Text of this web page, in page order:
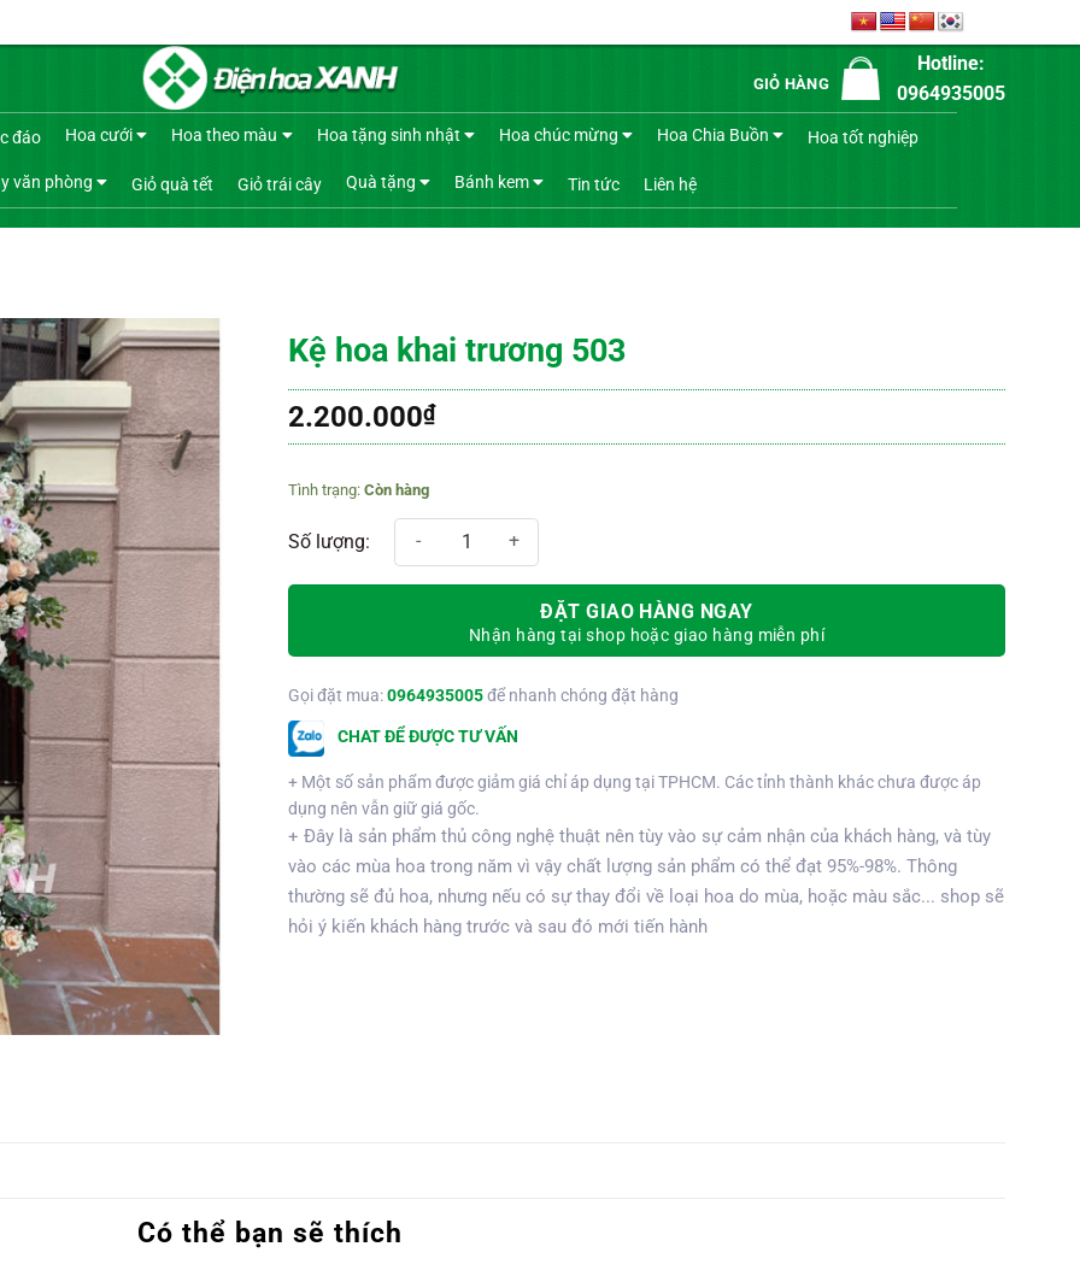
GIỎ HÀNG
Hotline:
0964935005
đáo Hoa cưới Hoa theo màu Hoa tặng sinh nhật Hoa chúc mừng Hoa Chia Buồn Hoa tốt nghiệp
văn phòng Giỏ quà tết Giỏ trái cây Quà tặng Bánh kem Tin tức Liên hệ
Kệ hoa khai trương 503
2.200.000₫
Còn hàng
Kệ hoa khai trương 503 số lượng
ĐẶT GIAO HÀNG NGAY
Nhận hàng tại shop hoặc giao hàng miễn phí
Gọi đặt mua:0964935005để nhanh chóng đặt hàng
CHAT ĐỂ ĐƯỢC TƯ VẤN
+ Một số sản phẩm được giảm giá chỉ áp dụng tại TPHCM. Các tỉnh thành khác chưa được áp
dụng nên vẫn giữ giá gốc.
+ Đây là sản phẩm thủ công nghệ thuật nên tùy vào sự cảm nhận của khách hàng, và tùy
vào các mùa hoa trong năm vì vậy chất lượng sản phẩm có thể đạt 95%-98%. Thông
thường sẽ đủ hoa, nhưng nếu có sự thay đổi về loại hoa do mùa, hoặc màu sắc... shop sẽ
hỏi ý kiến khách hàng trước và sau đó mới tiến hành
Có thể bạn sẽ thích